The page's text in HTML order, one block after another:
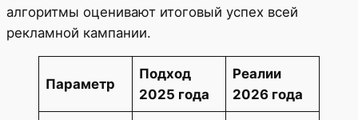
алгоритмы оценивают итоговый успех всей
рекламной кампании.
Параметр
Подход
2025 года
Реалии
2026 года